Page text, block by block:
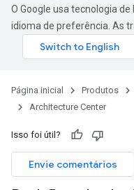
O Google usa tecnologia
idioma de preferência. As
Página inicial Produtos
Architecture Center
Isso foi útil?
Envie comentários